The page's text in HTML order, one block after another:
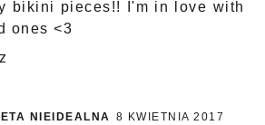
bikini pieces!! I'm in love with
ones <3
NIEIDEALNA 8 KWIETNIA 2017